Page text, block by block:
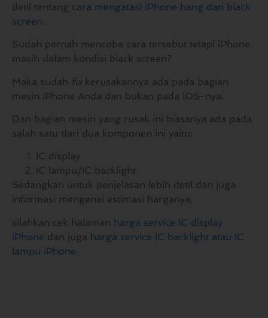
detil tentang cara mengatasi iPhone hang dan black
screen.
Sudah pernah mencoba cara tersebut tetapi iPhone
masih dalam kondisi black screen?
Maka sudah fix kerusakannya ada pada bagian
mesin iPhone Anda dan bukan pada iOS-nya.
Dan bagian mesin yang rusak ini biasanya ada pada
salah satu dari dua komponen ini yaitu:
IC display
IC lampu/IC backlight
Sedangkan untuk penjelasan lebih detil dan juga
informasi mengenai estimasi harganya,
silahkan cek halaman harga service IC display
iPhone dan juga harga service IC backlight atau IC
lampu iPhone